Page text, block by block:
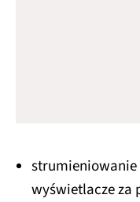
strumieniowanie
wyświetlacze za